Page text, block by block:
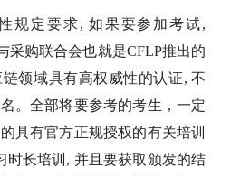
规定要求, 如果要参加考试,
采购联合会也就是CFLP推出的
领域具有高权威性的认证, 不
。全部将要参考的考生，一定
具有官方正规授权的有关培训
时长培训, 并且要获取颁发的结